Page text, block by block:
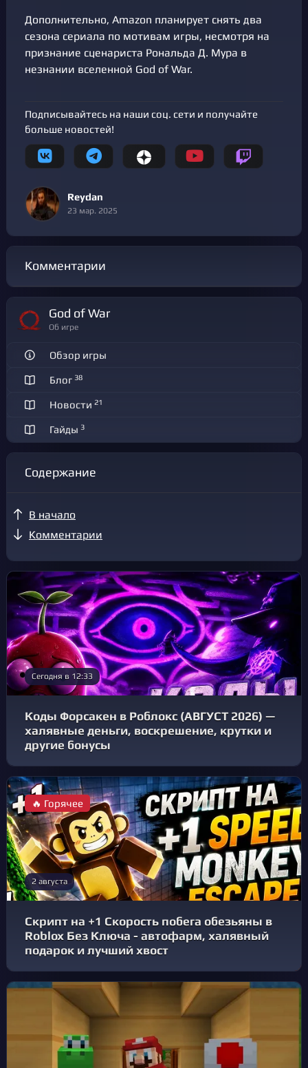
Дополнительно, Amazon планирует снять два
сезона сериала по мотивам игры, несмотря на
признание сценариста Рональда Д. Мура в
незнании вселенной God of War.
Подписывайтесь на наши соц. сети и получайте
больше новостей!
Reydan
23 мар. 2025
Комментарии
God of War
Об игре
Обзор игры
Блог 38
Новости 21
Гайды 3
Содержание
В начало
Комментарии
Сегодня в 12:33
Коды Форсакен в Роблокс (АВГУСТ 2026) —
халявные деньги, воскрешение, крутки и
другие бонусы
🔥 Горячее
2 августа
Скрипт на +1 Скорость побега обезьяны в
Roblox Без Ключа - автофарм, халявный
подарок и лучший хвост